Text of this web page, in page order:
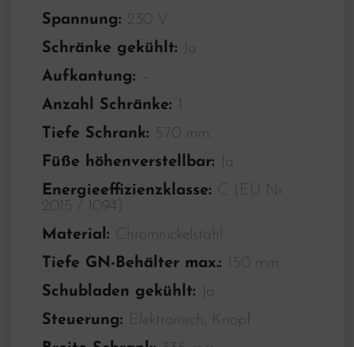
Spannung: 230 V
Schränke gekühlt:
Ja
Aufkantung: –
Anzahl Schränke: 1
Tiefe Schrank: 570 mm
Füße höhenverstellbar:
Ja
Energieeffizienzklasse: C (EU Nr.
2015 / 1094)
Material: Chromnickelstahl
Tiefe GN-Behälter max.: 150 mm
Schubladen gekühlt:
Ja
Steuerung: Elektronisch, Knopf